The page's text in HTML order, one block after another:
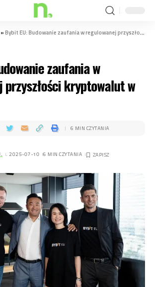
»Bybit EU: Budowanie zaufania w regulowanej przyszłości kryptowalut w Europie
zaufania w
przyszłości kryptowalut w
. 2025-07-10 6 MIN CZYTANIA
6 MIN CZYTANIA